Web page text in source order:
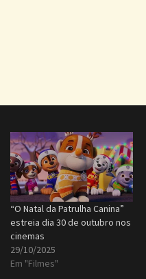
“O Natal da Patrulha Canina”
estreia dia 30 de outubro nos
cinemas
29/10/2025
Em "Filmes"